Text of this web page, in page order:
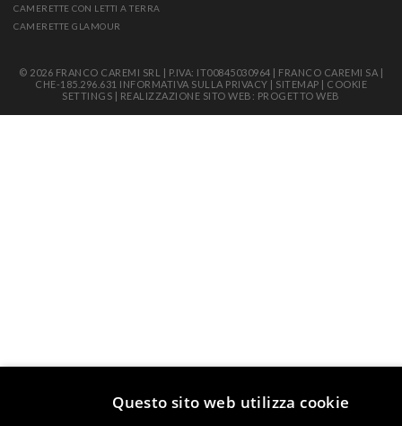
CAMERETTE CON LETTI A TERRA
CAMERETTE GLAMOUR
© 2026 FRANCO CAREMI SRL | P.IVA: IT00845030964 | FRANCO CAREMI SA |
CHE-185.296.631 INFORMATIVA SULLA PRIVACY | SITEMAP | COOKIE
SETTINGS | REALIZZAZIONE SITO WEB: PROGETTO WEB
Questo sito web utilizza cookie